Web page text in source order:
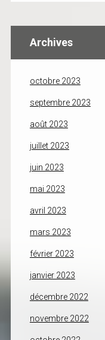
Archives
octobre 2023
septembre 2023
août 2023
juillet 2023
juin 2023
mai 2023
avril 2023
mars 2023
février 2023
janvier 2023
décembre 2022
novembre 2022